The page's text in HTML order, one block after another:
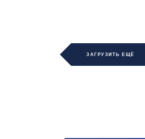
ЗАГРУЗИТЬ ЕЩЁ